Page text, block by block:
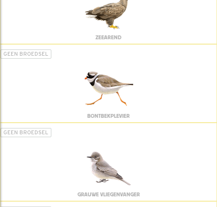
ZEEAREND
GEEN BROEDSEL
BONTBEKPLEVIER
GEEN BROEDSEL
GRAUWE VLIEGENVANGER